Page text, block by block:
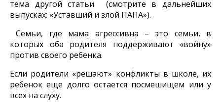
тема другой статьи (смотрите в дальнейших
выпусках: «Уставший и злой ПАПА»).
Семьи, где мама агрессивна – это семьи, в
которых оба родителя поддерживают «войну»
против своего ребенка.
Если родители «решают» конфликты в школе, их
ребенок еще долго остается посмешищем или у
всех на слуху.